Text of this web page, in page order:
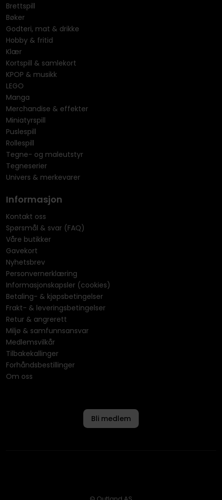
Brettspill
Bøker
Godteri, mat & drikke
Hobby & fritid
Klær
Kortspill & samlekort
KPOP & musikk
LEGO
Manga
Merchandise & effekter
Miniatyrspill
Puslespill
Rollespill
Tegne- og maleutstyr
Tegneserier
Univers & merkevarer
Informasjon
Kontakt oss
Spørsmål & svar (FAQ)
Våre butikker
Gavekort
Nyhetsbrev
Personvernerklæring
Informasjonskapsler (cookies)
Betaling- & kjøpsbetingelser
Frakt- & leveringsbetingelser
Retur & angrerett
Miljø & samfunnsansvar
Medlemsvilkår
Tilbakekallinger
Forhåndsbestillinger
Om oss
Bli medlem